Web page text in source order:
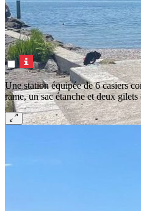
Une station équipée de 6 casiers
rame, un sac étanche et deux gilets